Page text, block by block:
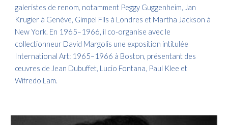
galeristes de renom, notamment Peggy Guggenheim, Jan
Krugier à Genève, Gimpel Fils à Londres et Martha Jackson à
New York. En 1965–1966, il co-organise avec le
collectionneur David Margolis une exposition intitulée
International Art: 1965–1966 à Boston, présentant des
œuvres de Jean Dubuffet, Lucio Fontana, Paul Klee et
Wifredo Lam.